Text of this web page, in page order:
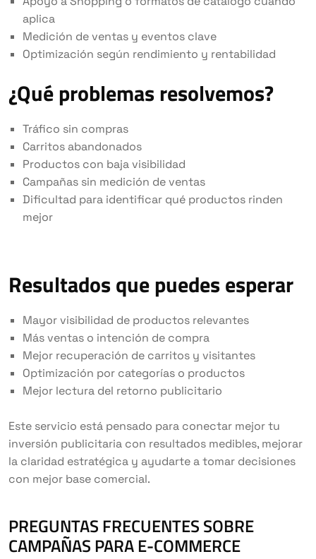
aplica
Medición de ventas y eventos clave
Optimización según rendimiento y rentabilidad
¿Qué problemas resolvemos?
Tráfico sin compras
Carritos abandonados
Productos con baja visibilidad
Campañas sin medición de ventas
Dificultad para identificar qué productos rinden
mejor
Resultados que puedes esperar
Mayor visibilidad de productos relevantes
Más ventas o intención de compra
Mejor recuperación de carritos y visitantes
Optimización por categorías o productos
Mejor lectura del retorno publicitario
Este servicio está pensado para conectar mejor tu
inversión publicitaria con resultados medibles, mejorar
la claridad estratégica y ayudarte a tomar decisiones
con mejor base comercial.
PREGUNTAS FRECUENTES SOBRE
CAMPAÑAS PARA E-COMMERCE